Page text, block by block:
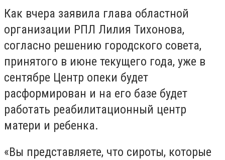
Как вчера заявила глава областной
организации РПЛ Лилия Тихонова,
согласно решению городского совета,
принятого в июне текущего года, уже в
сентябре Центр опеки будет
расформирован и на его базе будет
работать реабилитационный центр
матери и ребенка.
«Вы представляете, что сироты, которые